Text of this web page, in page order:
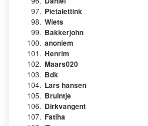
97. Pietalettink
98. Wiets
99. Bakkerjohn
100. anoniem
101. Henrim
102. Maars020
103. Bdk
104. Lars hansen
105. Bruintje
106. Dirkvangent
107. Fatiha